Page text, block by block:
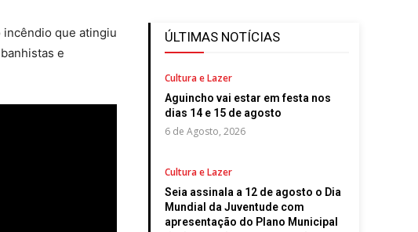
que atingiu
e
ÚLTIMAS NOTÍCIAS
Cultura e Lazer
Aguincho vai estar em festa nos
dias 14 e 15 de agosto
6 de Agosto, 2026
Cultura e Lazer
Seia assinala a 12 de agosto o Dia
Mundial da Juventude com
apresentação do Plano Municipal